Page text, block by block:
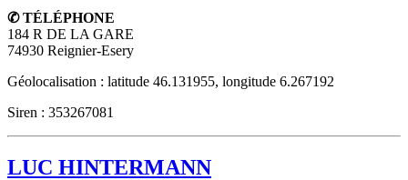
✆ TÉLÉPHONE
184 R DE LA GARE
74930 Reignier-Esery
Géolocalisation : latitude 46.131955, longitude 6.267192
Siren : 353267081
LUC HINTERMANN